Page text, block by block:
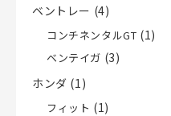
ベントレー (4)
コンチネンタルGT (1)
ベンテイガ (3)
ホンダ (1)
フィット (1)